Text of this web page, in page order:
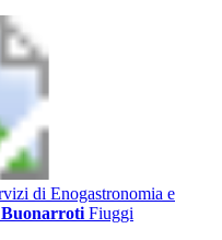
di Enogastronomia e
Fiuggi